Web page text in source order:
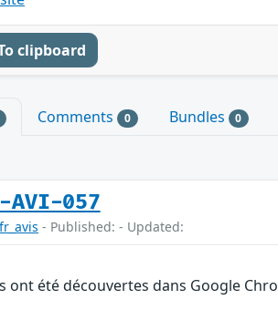
clipboard
Comments 0 Bundles 0
AVI-057
- Published: - Updated:
ont été découvertes dans Google